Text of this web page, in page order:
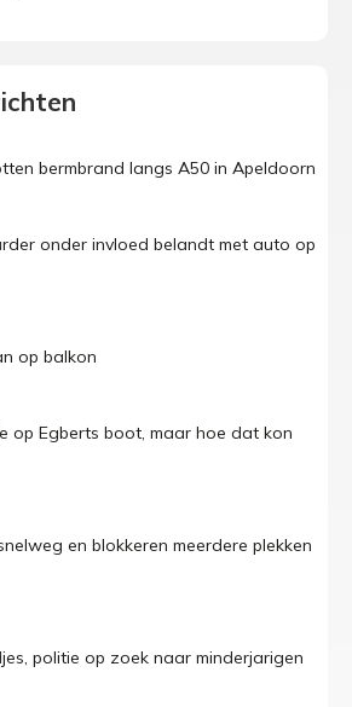
bermbrand langs A50 in Apeldoorn
onder invloed belandt met auto op
op balkon
op Egberts boot, maar hoe dat kon
en blokkeren meerdere plekken
politie op zoek naar minderjarigen